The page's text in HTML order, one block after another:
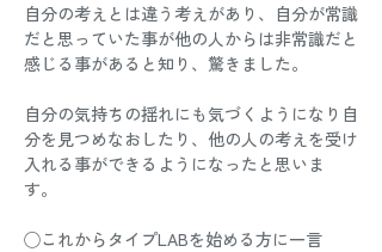
自分の考えとは違う考えがあり、自分が常識
だと思っていた事が他の人からは非常識だと
感じる事があると知り、驚きました。
自分の気持ちの揺れにも気づくようになり自
分を見つめなおしたり、他の人の考えを受け
入れる事ができるようになったと思いま
す。
◯これからタイプLABを始める方に一言